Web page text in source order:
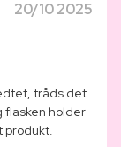
20/10 2025
tråds det
flasken holder
produkt.